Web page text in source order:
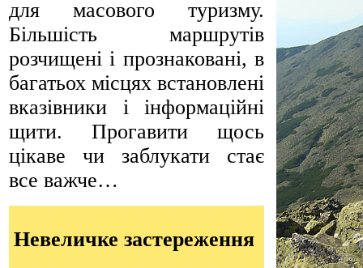
для масового туризму.
Більшість маршрутів
розчищені і прознаковані, в
багатьох місцях встановлені
вказівники і інформаційні
щити. Прогавити щось
цікаве чи заблукати стає
все важче…
Невеличке застереження